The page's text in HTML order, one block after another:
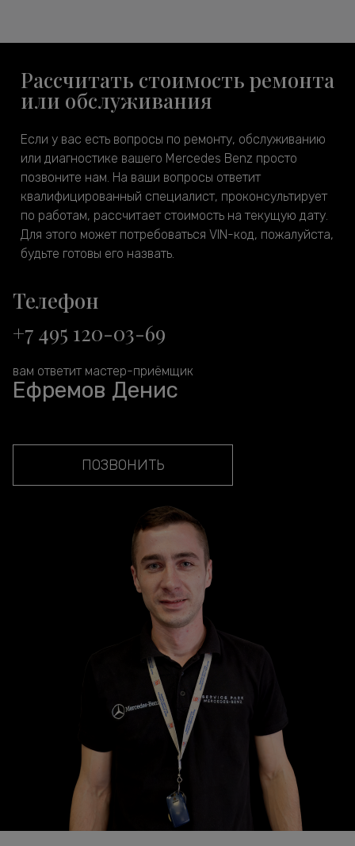
Рассчитать стоимость ремонта
или обслуживания
Если у вас есть вопросы по ремонту, обслуживанию
или диагностике вашего Mercedes Benz просто
позвоните нам. На ваши вопросы ответит
квалифицированный специалист, проконсультирует
по работам, рассчитает стоимость на текущую дату.
Для этого может потребоваться VIN-код, пожалуйста,
будьте готовы его назвать.
Телефон
+7 495 120-03-69
вам ответит мастер-приёмщик
Ефремов Денис
ПОЗВОНИТЬ